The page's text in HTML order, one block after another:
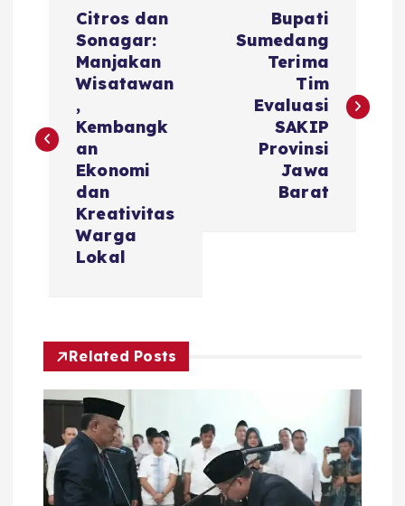
i
p
o
s
Citros dan
Sonagar:
Manjakan
Wisatawan
,
Kembangk
an
Ekonomi
dan
Kreativitas
Warga
Lokal
Bupati
Sumedang
Terima
Tim
Evaluasi
SAKIP
Provinsi
Jawa
Barat
Related Posts